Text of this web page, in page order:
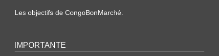
Les objectifs de CongoBonMarché.
IMPORTANTE